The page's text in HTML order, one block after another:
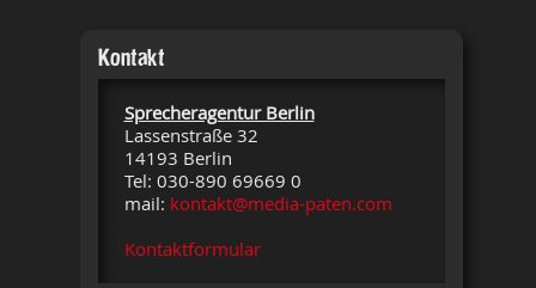
Kontakt
Sprecheragentur Berlin
Lassenstraße 32
14193 Berlin
Tel: 030-890 69669 0
mail: kontakt@media-paten.com
Kontaktformular